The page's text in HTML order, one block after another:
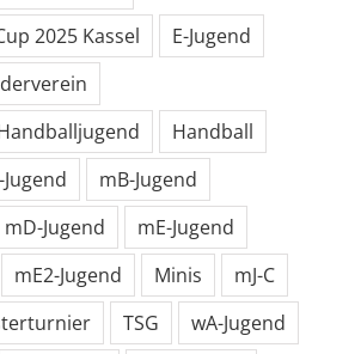
2025 Kassel
E-Jugend
Handball
mB-Jugend
mD-Jugend
mE-Jugend
mE2-Jugend Minis
mJ-C
TSG
wA-Jugend